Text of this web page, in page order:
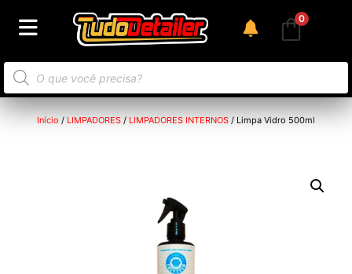
0
Início / LIMPADORES / LIMPADORES INTERNOS / Limpa Vidro 500ml